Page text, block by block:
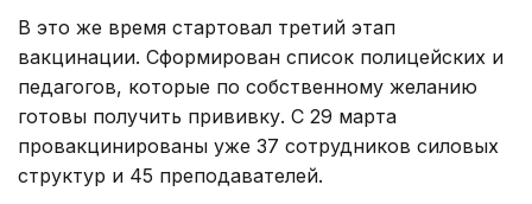
В это же время стартовал третий этап
вакцинации. Сформирован список полицейских и
педагогов, которые по собственному желанию
готовы получить прививку. С 29 марта
провакцинированы уже 37 сотрудников силовых
структур и 45 преподавателей.